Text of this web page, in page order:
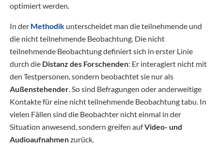
optimiert werden.
In der Methodik unterscheidet man die teilnehmende und
die nicht teilnehmende Beobachtung. Die nicht
teilnehmende Beobachtung definiert sich in erster Linie
durch die Distanz des Forschenden: Er interagiert nicht mit
den Testpersonen, sondern beobachtet sie nur als
Außenstehender . So sind Befragungen oder anderweitige
Kontakte für eine nicht teilnehmende Beobachtung tabu. In
vielen Fällen sind die Beobachter nicht einmal in der
Situation anwesend, sondern greifen aufVideo- und
Audioaufnahmenzurück.